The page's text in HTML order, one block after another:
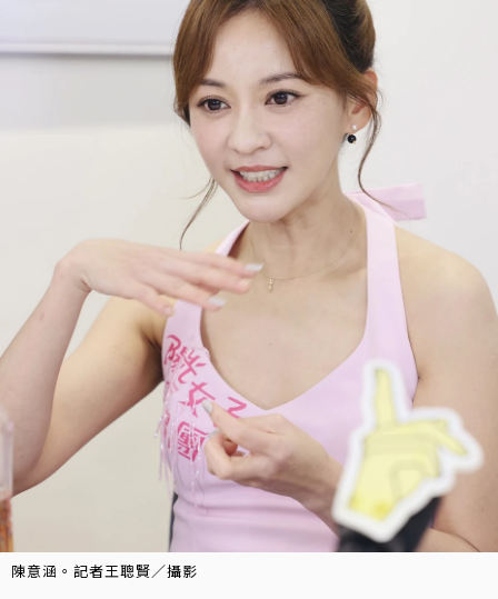
陳意涵。記者王聰賢／攝影